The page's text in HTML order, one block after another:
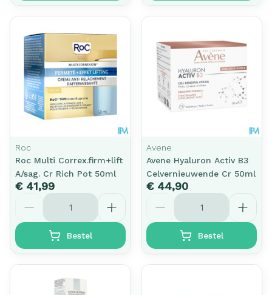
Roc
Roc Multi Correx.firm+lift
A/sag. Cr Rich Pot 50ml
€ 41,99
Aantal
Bestel
Avene
Avene Hyaluron Activ B3
Celvernieuwende Cr 50ml
€ 44,90
Aantal
Bestel